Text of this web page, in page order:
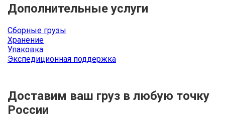
Дополнительные услуги
Сборные грузы
Хранение
Упаковка
Экспедиционная поддержка
Доставим ваш груз в любую точку
России